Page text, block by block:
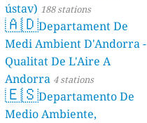
ústav) 188 stations
🇦🇩Departament De
Medi Ambient D'Andorra -
Qualitat De L'Aire A
Andorra 4 stations
🇪🇸Departamento De
Medio Ambiente,